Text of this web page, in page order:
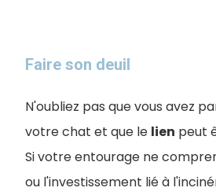
Faire son deuil
N'oubliez pas que vous avez
votre chat et que le lien peut
Si votre entourage ne
ou l'investissement lié à